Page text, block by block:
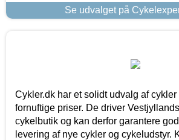
Se udvalget på
Cykler.dk har et solidt udvalg af cykler
fornuftige priser. De driver
cykelbutik og kan derfor garantere
levering af nye cykler og cykeludstyr.